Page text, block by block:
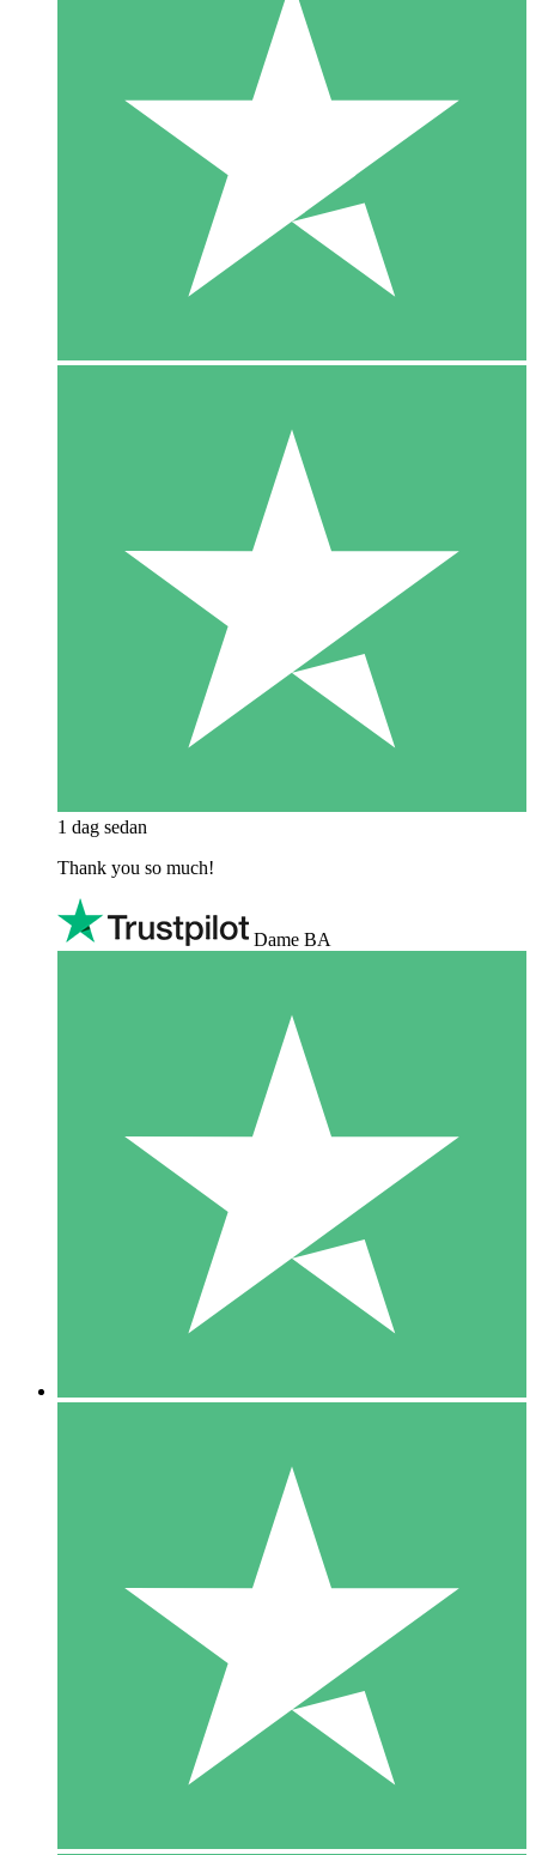
1 dag sedan
Thank you so much!
Dame BA